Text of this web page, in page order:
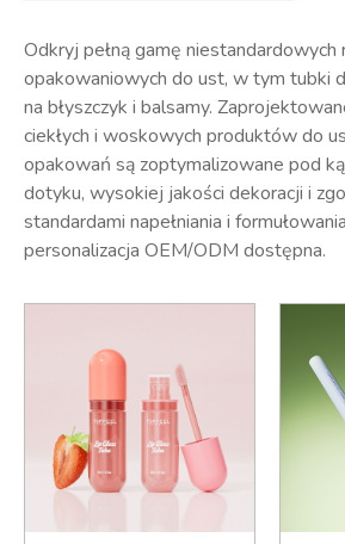
Odkryj pełną gamę niestandardowych
opakowaniowych do ust, w tym tubki
na błyszczyk i balsamy.
ciekłych i woskowych produktów do
opakowań są zoptymalizowane pod
dotyku, wysokiej jakości dekoracji i
standardami napełniania i
personalizacja OEM/ODM dostępna.